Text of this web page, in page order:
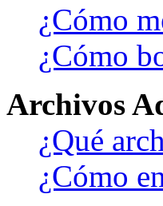
¿Cómo
¿Cómo
Archivos
¿Qué
¿Cómo